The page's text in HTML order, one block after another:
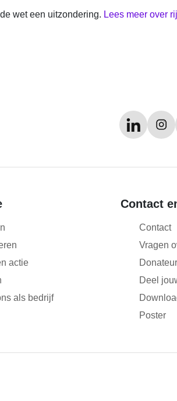
wet een uitzondering. Lees meer over
actie
als bedrijf
Contact
Contact
Vragen
Deel
Poster